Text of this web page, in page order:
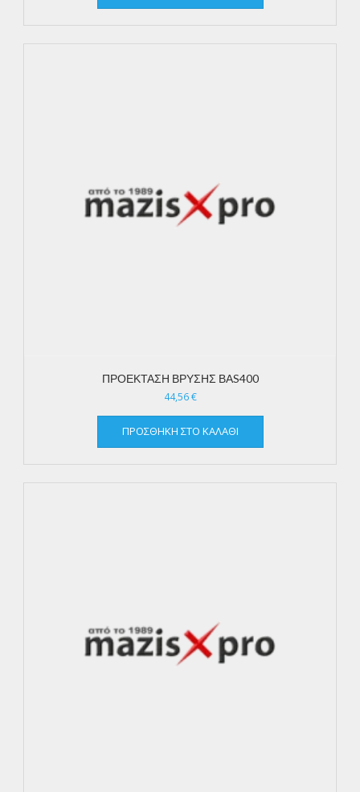
ΠΡΟΕΚΤΑΣΗ ΒΡΥΣΗΣ ΒΑS400
44,56€
ΠΡΟΣΘΉΚΗ ΣΤΟ ΚΑΛΆΘΙ